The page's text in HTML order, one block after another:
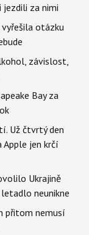
za nimi
vyřešila otázku
závislost,
Bay za
Už čtvrtý den
Apple jen krčí
Ukrajině
neunikne
přitom nemusí